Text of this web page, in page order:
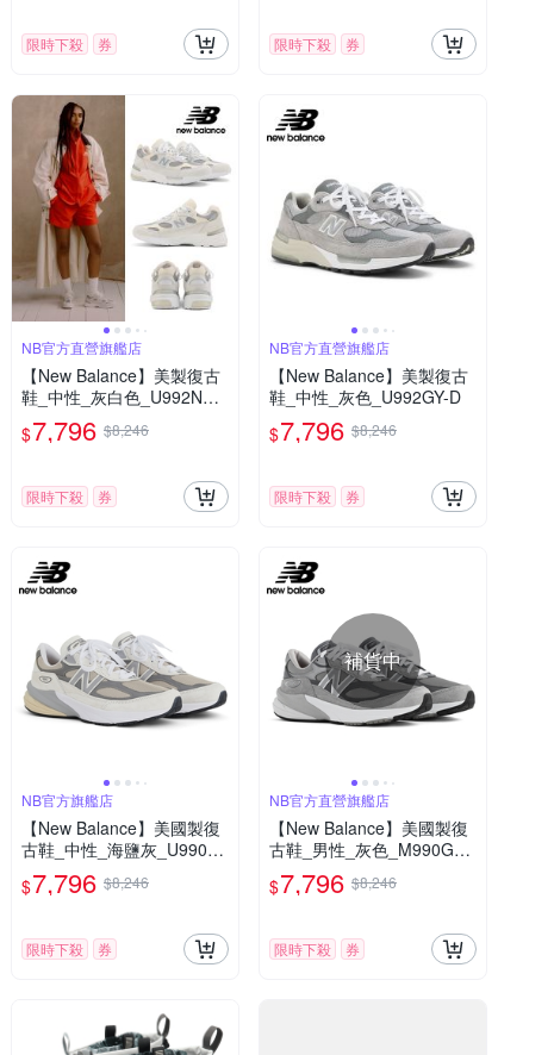
限時下殺 券 限時下殺 券
NB官方直營旗艦店
【New Balance】美製復古
鞋_中性_灰白色_U992NC-
$7,796 $8,246
限時下殺 券
NB官方直營旗艦店
【New Balance】美製復古
鞋_中性_灰色_U992GY-D
$7,796 $8,246
限時下殺 券
NB官方旗艦店
【New Balance】美國製復
古鞋_中性_海鹽灰_U990N
C6-D楦
$7,796 $8,246
限時下殺 券
補貨中
NB官方直營旗艦店
【New Balance】美國製復
古鞋_男性_灰色_M990GL6
-4E楦
$7,796 $8,246
限時下殺 券